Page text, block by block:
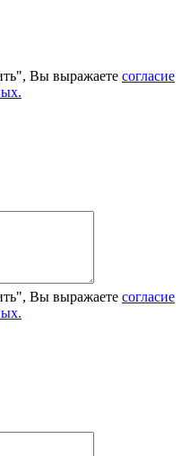
Вы выражаете согласие
Вы выражаете согласие